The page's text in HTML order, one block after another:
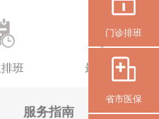
班 最新活动
服务指南
门诊排班
省市医保